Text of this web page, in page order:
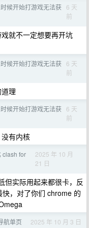
候开始打游戏无法获 6 天
前
就不一定想要再开坑
候开始打游戏无法获 6 天
前
理
候开始打游戏无法获 6 天
前
有内核
clash for
2025 年 10 月
21 日
但实际用起来都很卡，反
，对了你们 chrome 的
航单页 2025 年 10 月 3 日